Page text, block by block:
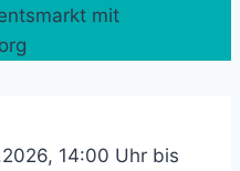
mit
14:00 Uhr bis